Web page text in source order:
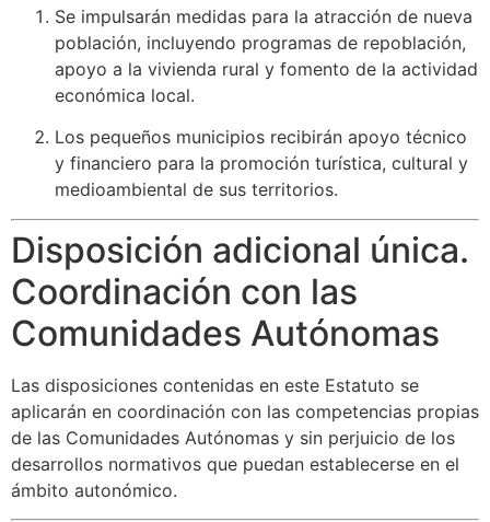
Se impulsarán medidas para la atracción de nueva
población, incluyendo programas de repoblación,
apoyo a la vivienda rural y fomento de la actividad
económica local.
Los pequeños municipios recibirán apoyo técnico
y financiero para la promoción turística, cultural y
medioambiental de sus territorios.
Disposición adicional única.
Coordinación con las
Comunidades Autónomas
Las disposiciones contenidas en este Estatuto se
aplicarán en coordinación con las competencias propias
de las Comunidades Autónomas y sin perjuicio de los
desarrollos normativos que puedan establecerse en el
ámbito autonómico.